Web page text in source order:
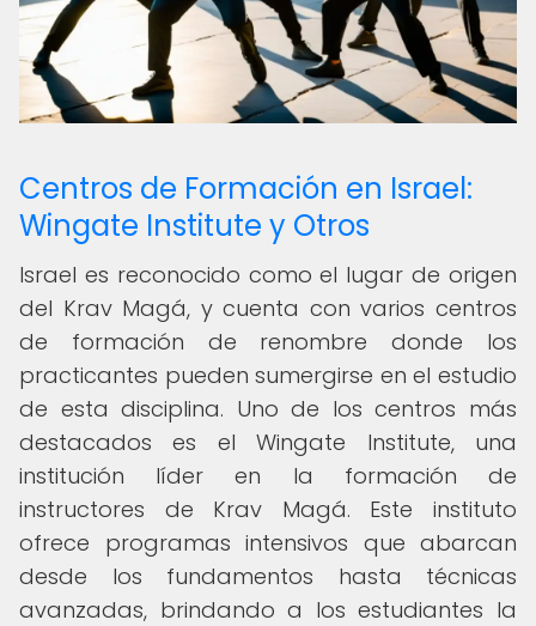
Centros de Formación en Israel:
Wingate Institute y Otros
Israel es reconocido como el lugar de origen
del Krav Magá, y cuenta con varios centros
de formación de renombre donde los
practicantes pueden sumergirse en el estudio
de esta disciplina. Uno de los centros más
destacados es el Wingate Institute, una
institución líder en la formación de
instructores de Krav Magá. Este instituto
ofrece programas intensivos que abarcan
desde los fundamentos hasta técnicas
avanzadas, brindando a los estudiantes la